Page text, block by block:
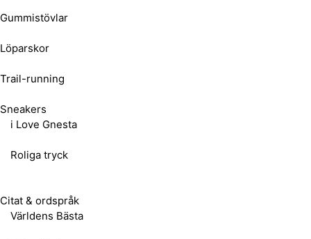
Gummistövlar
Löparskor
Trail-running
Sneakers
i Love Gnesta
Roliga tryck
Citat & ordspråk
Världens Bästa